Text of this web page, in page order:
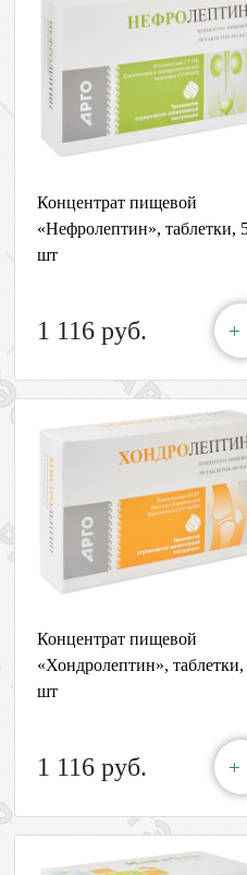
Концентрат пищевой
«Нефролептин», таблетки,
шт
1 116 руб. +
Концентрат пищевой
«Хондролептин», таблетки,
шт
1 116 руб. +